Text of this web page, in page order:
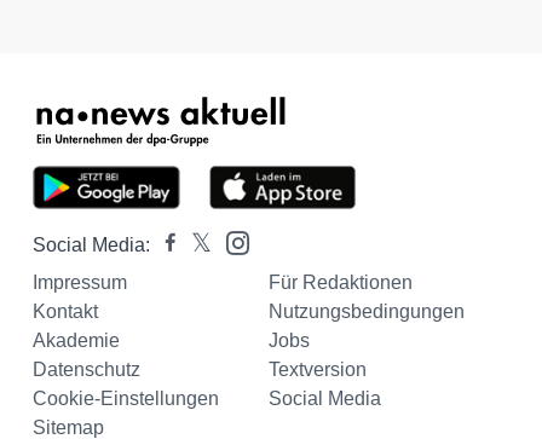
Social Media:
Impressum
Für Redaktionen
Kontakt
Nutzungsbedingungen
Akademie
Jobs
Datenschutz
Textversion
Cookie-Einstellungen
Social Media
Sitemap